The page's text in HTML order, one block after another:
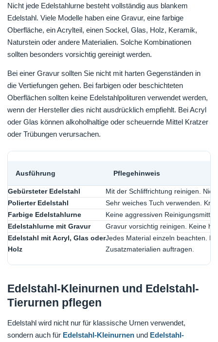
Nicht jede Edelstahlurne besteht vollständig aus blankem
Edelstahl. Viele Modelle haben eine Gravur, eine farbige
Oberfläche, ein Acrylteil, einen Sockel, Glas, Holz, Keramik,
Naturstein oder andere Materialien. Solche Kombinationen
sollten besonders vorsichtig gereinigt werden.
Bei einer Gravur sollten Sie nicht mit harten Gegenständen in
die Vertiefungen gehen. Bei farbigen oder beschichteten
Oberflächen sollten keine Edelstahlpolituren verwendet werden,
wenn der Hersteller dies nicht ausdrücklich empfiehlt. Bei Acryl
oder Glas können alkoholhaltige oder scheuernde Mittel Kratzer
oder Trübungen verursachen.
Ausführung Pflegehinweis
Gebürsteter Edelstahl
Mit der Schliffrichtung reinigen.
Polierter Edelstahl
Sehr weiches Tuch verwenden.
Farbige Edelstahlurne
Keine aggressiven
Edelstahlurne mit Gravur
Gravur vorsichtig reinigen. Keine
Edelstahl mit Acryl, Glas oder
Holz
Jedes Material einzeln beachten.
Zusatzmaterialien auftragen.
Edelstahl-Kleinurnen und Edelstahl-
Tierurnen pflegen
Edelstahl wird nicht nur für klassische Urnen verwendet,
sondern auch für Edelstahl-Kleinurnen und Edelstahl-